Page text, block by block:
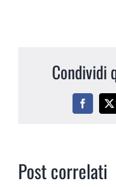
Condividi
Facebook
X
Post correlati